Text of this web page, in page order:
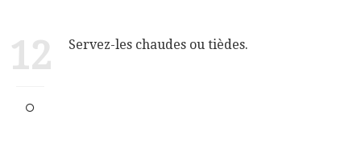
12 Servez-les chaudes ou tièdes.